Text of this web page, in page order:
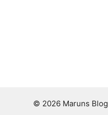
© 2026 Maruns Blog